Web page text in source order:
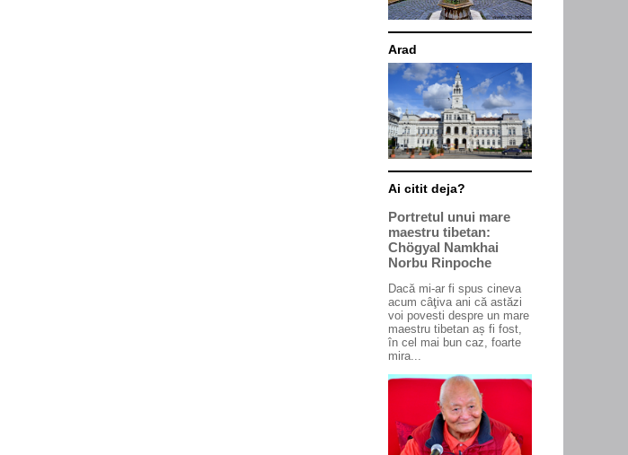
Arad
Ai citit deja?
Portretul unui mare
maestru tibetan:
Chögyal Namkhai
Norbu Rinpoche
Dacă mi-ar fi spus cineva
acum câţiva ani că astăzi
voi povesti despre un mare
maestru tibetan aș fi fost,
în cel mai bun caz, foarte
mira...